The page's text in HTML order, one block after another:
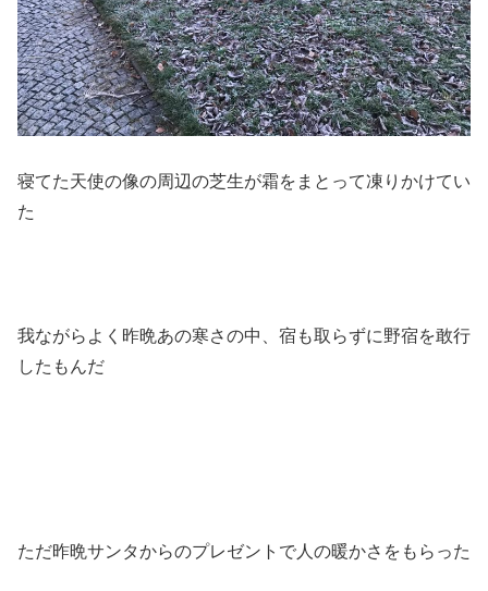
寝てた天使の像の周辺の芝生が霜をまとって凍りかけてい
た
我ながらよく昨晩あの寒さの中、宿も取らずに野宿を敢行
したもんだ
ただ昨晩サンタからのプレゼントで人の暖かさをもらった